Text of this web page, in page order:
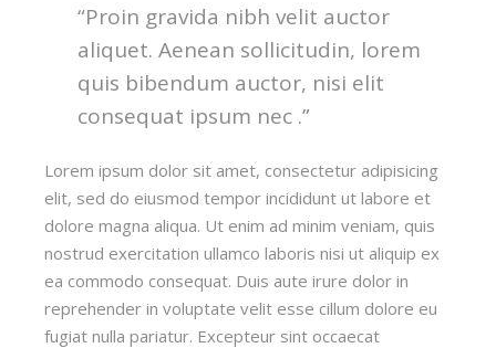
“Proin gravida nibh velit auctor
aliquet. Aenean sollicitudin, lorem
quis bibendum auctor, nisi elit
consequat ipsum nec .”
Lorem ipsum dolor sit amet, consectetur adipisicing
elit, sed do eiusmod tempor incididunt ut labore et
dolore magna aliqua. Ut enim ad minim veniam, quis
nostrud exercitation ullamco laboris nisi ut aliquip ex
ea commodo consequat. Duis aute irure dolor in
reprehender in voluptate velit esse cillum dolore eu
fugiat nulla pariatur. Excepteur sint occaecat